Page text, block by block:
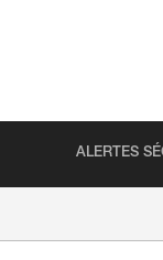
ALERTES